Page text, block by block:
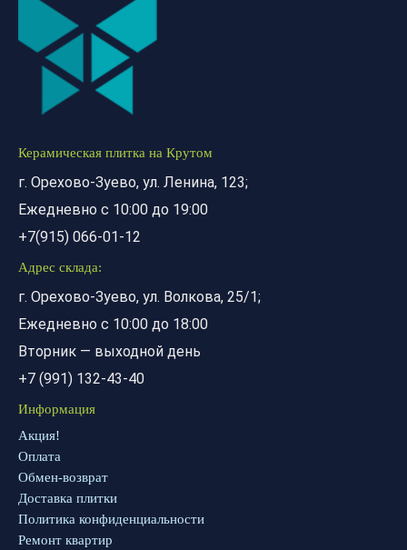
Керамическая плитка на Крутом
г. Орехово-Зуево, ул. Ленина, 123;
Ежедневно с 10:00 до 19:00
+7(915) 066-01-12
Адрес склада:
г. Орехово-Зуево, ул. Волкова, 25/1;
Ежедневно с 10:00 до 18:00
Вторник — выходной день
+7 (991) 132-43-40
Информация
Акция!
Оплата
Обмен-возврат
Доставка плитки
Политика конфиденциальности
Ремонт квартир